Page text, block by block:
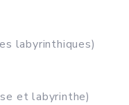
labyrinthiques)
et labyrinthe)